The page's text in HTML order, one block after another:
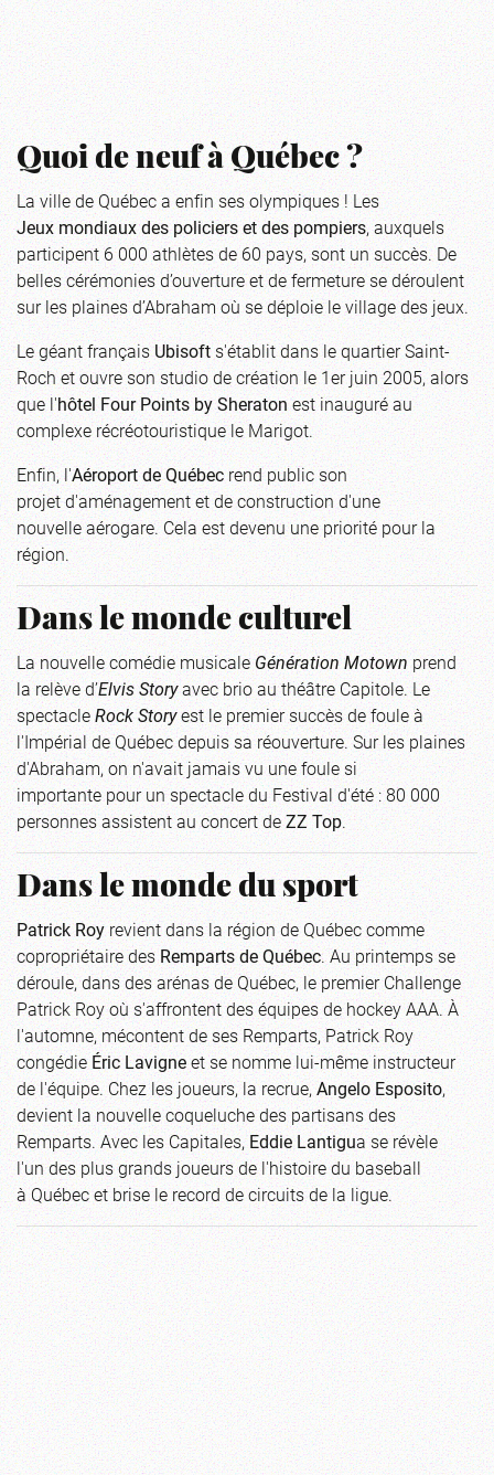
Quoi de neuf à Québec ?
La ville de Québec a enfin ses olympiques ! Les
Jeux mondiaux des policiers et des pompiers, auxquels
participent 6 000 athlètes de 60 pays, sont un succès. De
belles cérémonies d’ouverture et de fermeture se déroulent
sur les plaines d’Abraham où se déploie le village des jeux.
Le géant françaisUbisofts'établit dans le quartier Saint-
Roch et ouvre son studio de création le 1er juin 2005, alors
que l'hôtel Four Points by Sheratonest inauguré au
complexe récréotouristique le Marigot.
Enfin, l'Aéroport de Québec rend public son
projet d'aménagement et de construction d'une
nouvelle aérogare. Cela est devenu une priorité pour la
région.
Dans le monde culturel
La nouvelle comédie musicaleGénération Motownprend
la relève d’Elvis Storyavec brio au théâtre Capitole. Le
spectacleRock Storyest le premier succès de foule à
l'Impérial de Québec depuis sa réouverture. Sur les plaines
d'Abraham, on n'avait jamais vu une foule si
importante pour un spectacle du Festival d'été : 80 000
personnes assistent au concert deZZ Top.
Dans le monde du sport
Patrick Royrevient dans la région de Québec comme
copropriétaire desRemparts de Québec. Au printemps se
déroule, dans des arénas de Québec, le premier Challenge
Patrick Roy où s'affrontent des équipes de hockey AAA. À
l'automne, mécontent de ses Remparts, Patrick Roy
congédieÉric Lavigneet se nomme lui-même instructeur
de l'équipe. Chez les joueurs, la recrue,Angelo Esposito,
devient la nouvelle coqueluche des partisans des
Remparts. Avec les Capitales,Eddie Lantigua se révèle
l'un des plus grands joueurs de l'histoire du baseball
à Québec et brise le record de circuits de la ligue.